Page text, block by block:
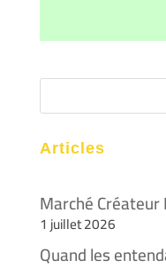
Articles
Marché
1 juillet 2026
Quand les